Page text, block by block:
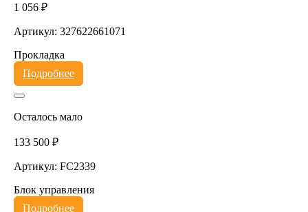
1 056 ₽
Артикул: 327622661071
Прокладка
Подробнее
Осталось мало
133 500 ₽
Артикул: FC2339
Блок управления
Подробнее